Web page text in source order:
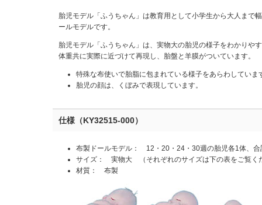
胎児モデル「ふうちゃん」は教育用として小学生から大人まで
ールモデルです。
胎児モデル「ふうちゃん」は、実物大の胎児の様子をわかりや
体重共に実際に近づけて再現し、胎盤と羊膜がついています。
特殊な布使いで胎脂に包まれている様子をあらわしていま
胎児の顔は、くぼみで表現しています。
仕様（KY32515-000）
布製ドールモデル： 12・20・24・30週の胎児各1体、合
サイズ： 実物大 （それぞれのサイズは下の表をご覧く
材質： 布製